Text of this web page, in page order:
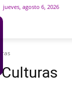
jueves, agosto 6, 2026